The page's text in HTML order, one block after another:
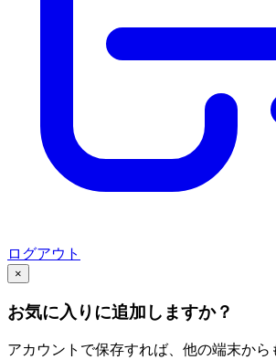
ログアウト
×
お気に入りに追加しますか？
アカウントで保存すれば、他の端末から